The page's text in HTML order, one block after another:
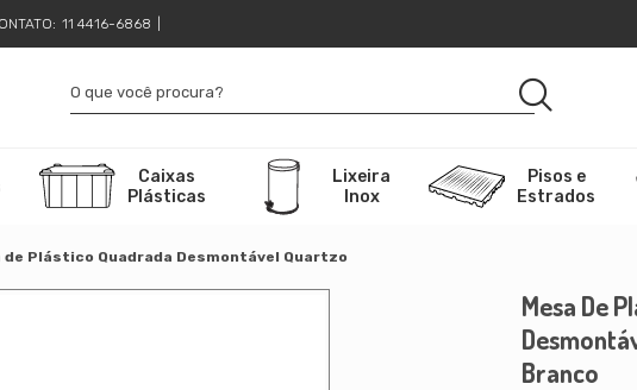
11 4416-6868
Caixas
Plásticas
Lixeira
Inox
Pisos e
Estrados
de Plástico Quadrada Desmontável Quartzo
Mesa De
Branco